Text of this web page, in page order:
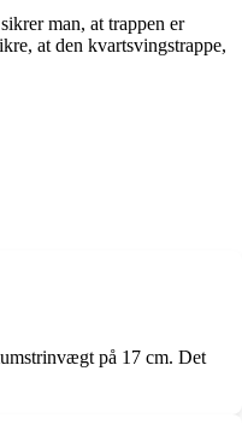
man, at trappen er
at den kvartsvingstrappe,
på 17 cm. Det